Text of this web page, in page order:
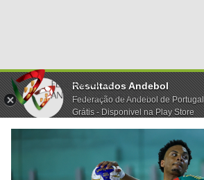
Resultados Andebol
Federação de Andebol de Portugal
Grátis - Disponivel na Play Store